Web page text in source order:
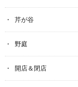
芹が谷
野庭
開店＆閉店